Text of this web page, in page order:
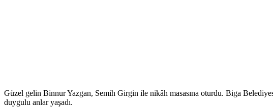
Güzel gelin Binnur Yazgan, Semih Girgin ile nikâh masasına oturdu. Biga
duygulu anlar yaşadı.